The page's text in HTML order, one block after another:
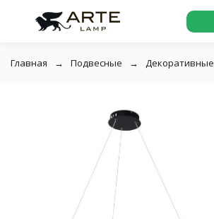
Главная Подвесные Декоративные